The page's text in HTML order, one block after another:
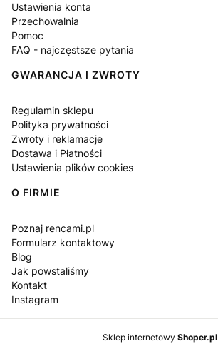
Ustawienia konta
Przechowalnia
Pomoc
FAQ - najczęstsze pytania
GWARANCJA I ZWROTY
Regulamin sklepu
Polityka prywatności
Zwroty i reklamacje
Dostawa i Płatności
Ustawienia plików cookies
O FIRMIE
Poznaj rencami.pl
Formularz kontaktowy
Blog
Jak powstaliśmy
Kontakt
Instagram
Sklep internetowy Shoper.pl